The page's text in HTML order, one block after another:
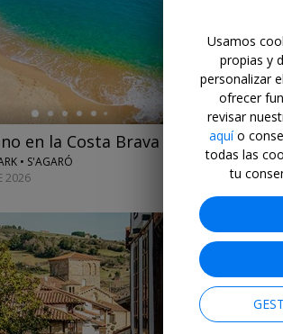
en la Costa Brava
• S'AGARÓ
2026
Usamos
propias y
personalizar
ofrecer
revisar
aquío
todas las
tu